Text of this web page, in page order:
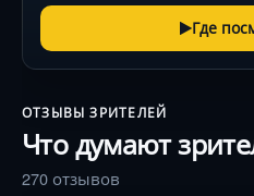
Где
ОТЗЫВЫ ЗРИТЕЛЕЙ
Что думают
270 отзывов